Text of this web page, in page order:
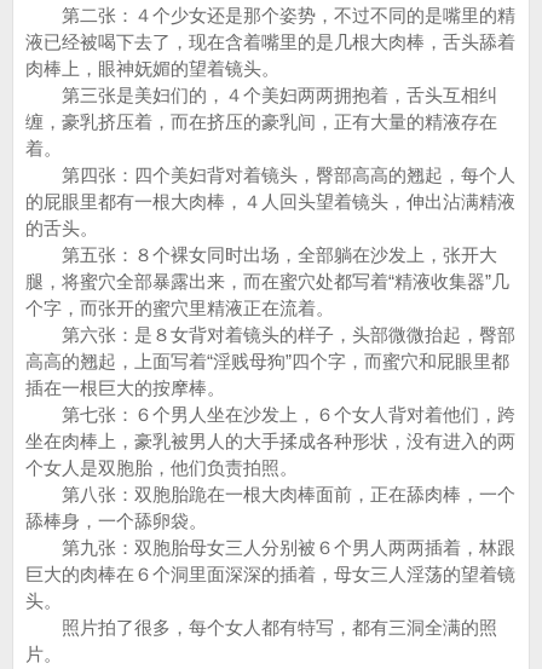
第二张：４个少女还是那个姿势，不过不同的是嘴里的精
液已经被喝下去了，现在含着嘴里的是几根大肉棒，舌头舔着
肉棒上，眼神妩媚的望着镜头。
第三张是美妇们的，４个美妇两两拥抱着，舌头互相纠
缠，豪乳挤压着，而在挤压的豪乳间，正有大量的精液存在
着。
第四张：四个美妇背对着镜头，臀部高高的翘起，每个人
的屁眼里都有一根大肉棒，４人回头望着镜头，伸出沾满精液
的舌头。
第五张：８个裸女同时出场，全部躺在沙发上，张开大
腿，将蜜穴全部暴露出来，而在蜜穴处都写着“精液收集器”几
个字，而张开的蜜穴里精液正在流着。
第六张：是８女背对着镜头的样子，头部微微抬起，臀部
高高的翘起，上面写着“淫贱母狗”四个字，而蜜穴和屁眼里都
插在一根巨大的按摩棒。
第七张：６个男人坐在沙发上，６个女人背对着他们，跨
坐在肉棒上，豪乳被男人的大手揉成各种形状，没有进入的两
个女人是双胞胎，他们负责拍照。
第八张：双胞胎跪在一根大肉棒面前，正在舔肉棒，一个
舔棒身，一个舔卵袋。
第九张：双胞胎母女三人分别被６个男人两两插着，林跟
巨大的肉棒在６个洞里面深深的插着，母女三人淫荡的望着镜
头。
照片拍了很多，每个女人都有特写，都有三洞全满的照
片。